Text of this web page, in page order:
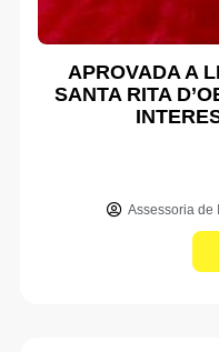
APROVADA A
SANTA RITA
Assessoria de